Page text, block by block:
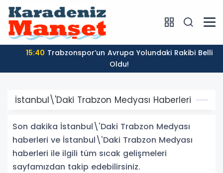
15:40Trabzonspor’un Avrupa Yolundaki Rakibi Belli
Oldu!
İstanbul\'Daki Trabzon Medyası Haberleri
Son dakika İstanbul\'Daki Trabzon Medyası
haberleri ve İstanbul\'Daki Trabzon Medyası
haberleri ile ilgili tüm sıcak gelişmeleri
sayfamızdan takip edebilirsiniz.